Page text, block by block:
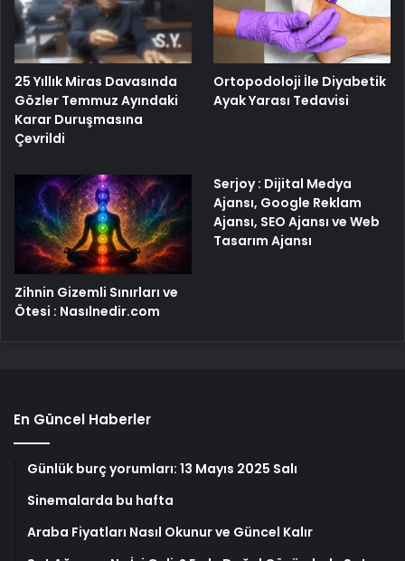
25 Yıllık Miras Davasında
Gözler Temmuz Ayındaki
Karar Duruşmasına
Çevrildi
Ortopodoloji İle Diyabetik
Ayak Yarası Tedavisi
Zihnin Gizemli Sınırları ve
Ötesi : Nasılnedir.com
Serjoy : Dijital Medya
Ajansı, Google Reklam
Ajansı, SEO Ajansı ve Web
Tasarım Ajansı
En Güncel Haberler
Günlük burç yorumları: 13 Mayıs 2025 Salı
Sinemalarda bu hafta
Araba Fiyatları Nasıl Okunur ve Güncel Kalır